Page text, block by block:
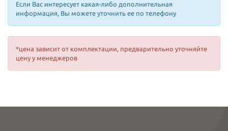
Если Вас интересует какая-либо дополнительная
информация, Вы можете уточнить ее по телефону
*цена зависит от комплектации, предварительно уточняйте
цену у менеджеров